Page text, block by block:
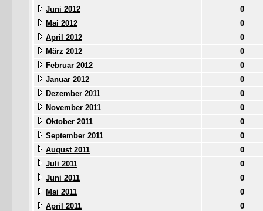
Juni 2012
0
Mai 2012
0
April 2012
0
März 2012
0
Februar 2012
0
Januar 2012
0
Dezember 2011
0
November 2011
0
Oktober 2011
0
September 2011
0
August 2011
0
Juli 2011
0
Juni 2011
0
Mai 2011
0
April 2011
0